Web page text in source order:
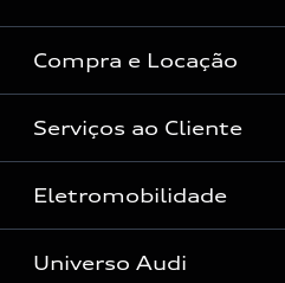
Compra e Locação
Condições Audi
Vendas Corporativas
Audi Approved :plus
Serviços ao Cliente
Manutenção e Reparos
Serviços de Proteção
Eletromobilidade
Universo da mobilidade elétrica
Universo Audi